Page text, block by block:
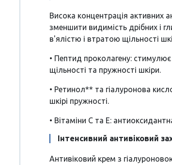
Висока концентрація активних
зменшити видимість дрібних і
в'ялістю і втратою щільності
• Пептид проколагену:
щільності та пружності шкіри.
• Ретинол** та гіалуронова
шкірі пружності.
• Вітаміни С та Е:
Інтенсивний антивіковий
Антивіковий крем з